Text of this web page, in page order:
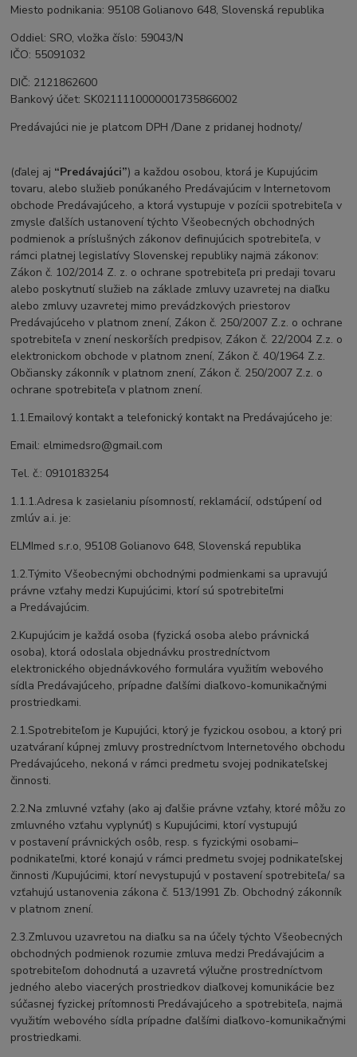
Miesto podnikania: 95108 Golianovo 648, Slovenská republika
Oddiel: SRO, vložka číslo: 59043/N
IČO: 55091032
DIČ: 2121862600
Bankový účet: SK0211110000001735866002
Predávajúci nie je platcom DPH /Dane z pridanej hodnoty/
(ďalej aj “Predávajúci”) a každou osobou, ktorá je Kupujúcim
tovaru, alebo služieb ponúkaného Predávajúcim v Internetovom
obchode Predávajúceho, a ktorá vystupuje v pozícii spotrebiteľa v
zmysle ďalších ustanovení týchto Všeobecných obchodných
podmienok a príslušných zákonov definujúcich spotrebiteľa, v
rámci platnej legislatívy Slovenskej republiky najmä zákonov:
Zákon č. 102/2014 Z. z. o ochrane spotrebiteľa pri predaji tovaru
alebo poskytnutí služieb na základe zmluvy uzavretej na diaľku
alebo zmluvy uzavretej mimo prevádzkových priestorov
Predávajúceho v platnom znení, Zákon č. 250/2007 Z.z. o ochrane
spotrebiteľa v znení neskorších predpisov, Zákon č. 22/2004 Z.z. o
elektronickom obchode v platnom znení, Zákon č. 40/1964 Z.z.
Občiansky zákonník v platnom znení, Zákon č. 250/2007 Z.z. o
ochrane spotrebiteľa v platnom znení.
1.1.Emailový kontakt a telefonický kontakt na Predávajúceho je:
Email: elmimedsro@gmail.com
Tel. č.: 0910183254
1.1.1.Adresa k zasielaniu písomností, reklamácií, odstúpení od
zmlúv a.i. je:
ELMImed s.r.o, 95108 Golianovo 648, Slovenská republika
1.2.Týmito Všeobecnými obchodnými podmienkami sa upravujú
právne vzťahy medzi Kupujúcimi, ktorí sú spotrebiteľmi
a Predávajúcim.
2.Kupujúcim je každá osoba (fyzická osoba alebo právnická
osoba), ktorá odoslala objednávku prostredníctvom
elektronického objednávkového formulára využitím webového
sídla Predávajúceho, prípadne ďalšími diaľkovo-komunikačnými
prostriedkami.
2.1.Spotrebiteľom je Kupujúci, ktorý je fyzickou osobou, a ktorý pri
uzatváraní kúpnej zmluvy prostredníctvom Internetového obchodu
Predávajúceho, nekoná v rámci predmetu svojej podnikateľskej
činnosti.
2.2.Na zmluvné vzťahy (ako aj ďalšie právne vzťahy, ktoré môžu zo
zmluvného vzťahu vyplynúť) s Kupujúcimi, ktorí vystupujú
v postavení právnických osôb, resp. s fyzickými osobami–
podnikateľmi, ktoré konajú v rámci predmetu svojej podnikateľskej
činnosti /Kupujúcimi, ktorí nevystupujú v postavení spotrebiteľa/ sa
vzťahujú ustanovenia zákona č. 513/1991 Zb. Obchodný zákonník
v platnom znení.
2.3.Zmluvou uzavretou na diaľku sa na účely týchto Všeobecných
obchodných podmienok rozumie zmluva medzi Predávajúcim a
spotrebiteľom dohodnutá a uzavretá výlučne prostredníctvom
jedného alebo viacerých prostriedkov diaľkovej komunikácie bez
súčasnej fyzickej prítomnosti Predávajúceho a spotrebiteľa, najmä
využitím webového sídla prípadne ďalšími diaľkovo-komunikačnými
prostriedkami.